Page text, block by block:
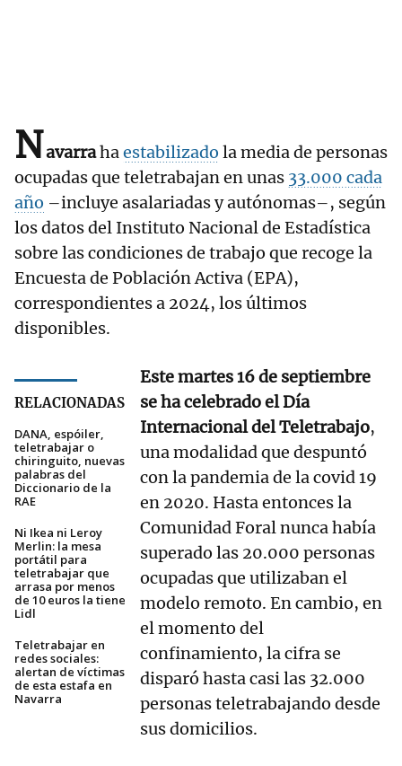
Navarrahaestabilizado la media de personas
ocupadas que teletrabajan en unas 33.000 cada
año –incluye asalariadas y autónomas–, según
los datos del Instituto Nacional de Estadística
sobre las condiciones de trabajo que recoge la
Encuesta de Población Activa (EPA),
correspondientes a 2024, los últimos
disponibles.
RELACIONADAS
DANA, espóiler,
teletrabajar o
chiringuito, nuevas
palabras del
Diccionario de la
RAE
Ni Ikea ni Leroy
Merlin: la mesa
portátil para
teletrabajar que
arrasa por menos
de 10 euros la tiene
Lidl
Teletrabajar en
redes sociales:
alertan de víctimas
de esta estafa en
Navarra
Este martes 16 de septiembre
se ha celebrado el Día
Internacional del Teletrabajo,
una modalidad que despuntó
con la pandemia de la covid 19
en 2020. Hasta entonces la
Comunidad Foral nunca había
superado las 20.000 personas
ocupadas que utilizaban el
modelo remoto. En cambio, en
el momento del
confinamiento, la cifra se
disparó hasta casi las 32.000
personas teletrabajando desde
sus domicilios.